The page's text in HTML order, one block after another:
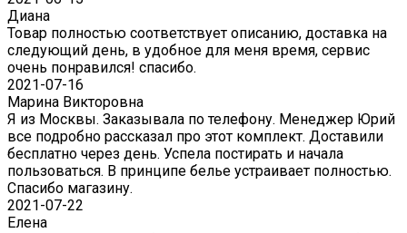
Диана
Товар полностью соответствует описанию, доставка на
следующий день, в удобное для меня время, сервис
очень понравился! спасибо.
2021-07-16
Марина Викторовна
Я из Москвы. Заказывала по телефону. Менеджер Юрий
все подробно рассказал про этот комплект. Доставили
бесплатно через день. Успела постирать и начала
пользоваться. В принципе белье устраивает полностью.
Спасибо магазину.
2021-07-22
Eлена